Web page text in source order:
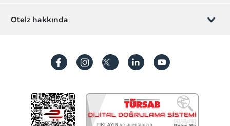
Sıkça sorulan sorular
İşlem rehberi
Hesap oluştur
Hemen tesisinizi ekleyin
Otelz hakkında
Koşullar ve şartlar